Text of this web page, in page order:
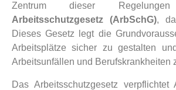
Zentrum dieser
Arbeitsschutzgesetz (ArbSchG),
Dieses Gesetz legt die
Arbeitsplätze sicher zu gestalten
Arbeitsunfällen und Berufskrankheiten
Das Arbeitsschutzgesetz verpflichtet